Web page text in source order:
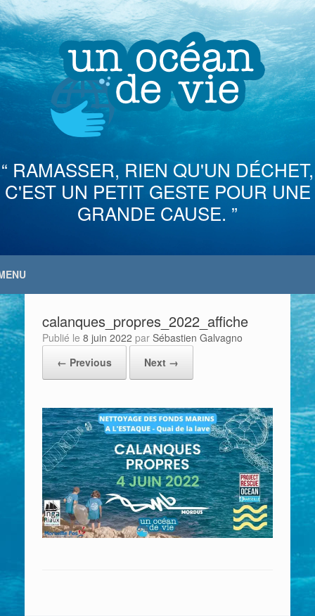
Skip
to
content
“ RAMASSER, RIEN QU'UN DÉCHET,
C'EST UN PETIT GESTE POUR UNE
GRANDE CAUSE. ”
calanques_propres_2022_affiche
Publié le 8 juin 2022 par Sébastien Galvagno
← Previous
Next →